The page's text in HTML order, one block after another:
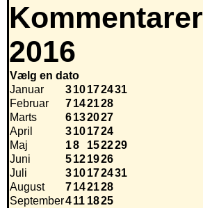
Kommentarer
2016
Vælg en dato
Januar
310172431
Februar
7142128
Marts
6132027
April
3101724
Maj
18 152229
Juni
5121926
Juli
310172431
August
7142128
September411 1825